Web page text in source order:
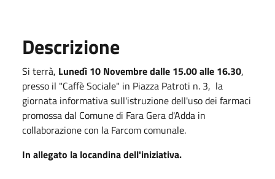
Descrizione
Si terrà, Lunedì 10 Novembre dalle 15.00 alle 16.30,
presso il "Caffè Sociale" in Piazza Patroti n. 3, la
giornata informativa sull'istruzione dell'uso dei farmaci
promossa dal Comune di Fara Gera d'Adda in
collaborazione con la Farcom comunale.
In allegato la locandina dell'iniziativa.